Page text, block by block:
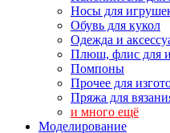
Носы для
Обувь для кукол
Одежда и
Плюш, флис для
Помпоны
Прочее для
Пряжа для
и много ещё
Моделирование